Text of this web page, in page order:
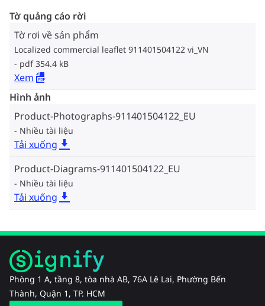
Tờ quảng cáo rời
Tờ rơi về sản phẩm
Localized commercial leaflet 911401504122 vi_VN
pdf 354.4 kB
Xem
Hình ảnh
Product-Photographs-911401504122_EU
Nhiều tài liệu
Tải xuống
Product-Diagrams-911401504122_EU
Nhiều tài liệu
Tải xuống
Phòng 1 A, tầng 8, tòa nhà AB, 76A Lê Lai, Phường Bến
Thành, Quận 1, TP. HCM